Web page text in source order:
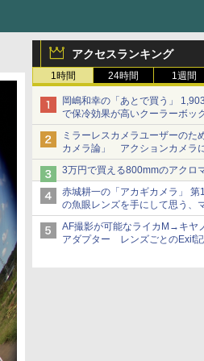
アクセスランキング
1時間 24時間 1週間
岡嶋和幸の「あとで買う」
で保冷効果が高いクーラーボッ
Watch
ミラーレスカメラユーザーのた
カメラ論」 アクションカメラ
ラ……その実質的な違いは？
3万円で買える800mmのアクロ
赤城耕一の「アカギカメラ」 第
の魚眼レンズを手にして思う、
サーズへの期待と可能性
AF撮影が可能なライカM→キヤ
アダプター レンズごとのExif